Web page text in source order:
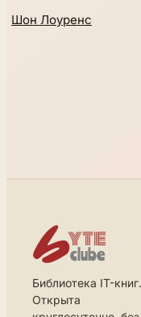
Шон Лоуренс
Библиотека IT-книг.
Открыта